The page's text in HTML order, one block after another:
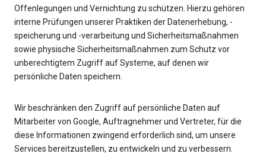
Offenlegungen und Vernichtung zu schützen. Hierzu gehören
interne Prüfungen unserer Praktiken der Datenerhebung, -
speicherung und -verarbeitung und Sicherheitsmaßnahmen
sowie physische Sicherheitsmaßnahmen zum Schutz vor
unberechtigtem Zugriff auf Systeme, auf denen wir
persönliche Daten speichern.
Wir beschränken den Zugriff auf persönliche Daten auf
Mitarbeiter von Google, Auftragnehmer und Vertreter, für die
diese Informationen zwingend erforderlich sind, um unsere
Services bereitzustellen, zu entwickeln und zu verbessern.